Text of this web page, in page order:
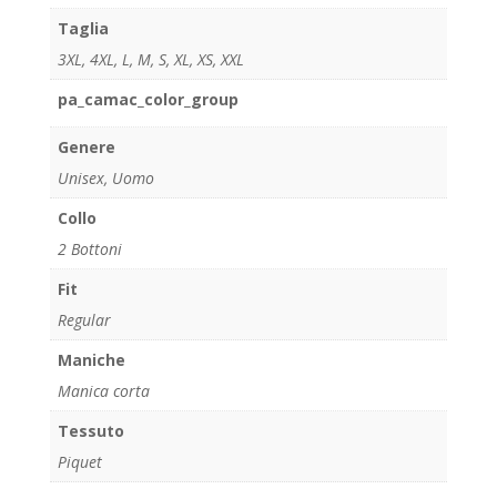
Taglia
3XL , 4XL , L , M, S, XL , XS, XXL
pa_camac_color_group
Genere
Unisex, Uomo
Collo
2 Bottoni
Fit
Regular
Maniche
Manica corta
Tessuto
Piquet